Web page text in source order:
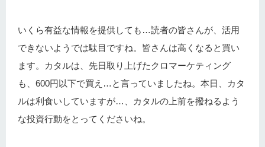
いくら有益な情報を提供しても…読者の皆さんが、活用
できないようでは駄目ですね。皆さんは高くなると買い
ます。カタルは、先日取り上げたクロマーケティング
も、600円以下で買え…と言っていましたね。本日、カタ
ルは利食いしていますが…、カタルの上前を撥ねるよう
な投資行動をとってくださいね。